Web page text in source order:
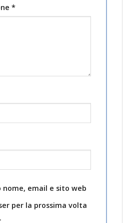
*
nome, email e sito web
per la prossima volta